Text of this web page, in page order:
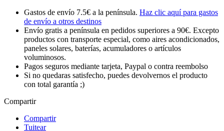
Gastos de envío 7.5€ a la península. Haz clic aquí para gastos
de envío a otros destinos
Envío gratis a península en pedidos superiores a 90€. Excepto
productos con transporte especial, como aires acondicionados,
paneles solares, baterías, acumuladores o artículos
voluminosos.
Pagos seguros mediante tarjeta, Paypal o contra reembolso
Si no quedaras satisfecho, puedes devolvernos el producto
con total garantía ;)
Compartir
Compartir
Tuitear